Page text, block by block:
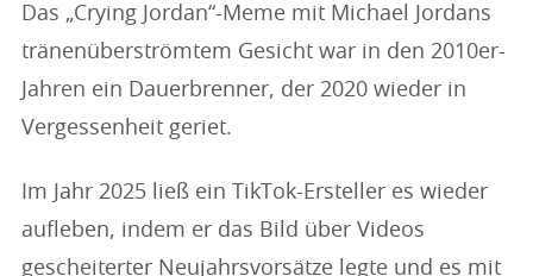
Das „Crying Jordan“-Meme mit Michael Jordans
tränenüberströmtem Gesicht war in den 2010er-
Jahren ein Dauerbrenner, der 2020 wieder in
Vergessenheit geriet.
Im Jahr 2025 ließ ein TikTok-Ersteller es wieder
aufleben, indem er das Bild über Videos
gescheiterter Neujahrsvorsätze legte und es mit